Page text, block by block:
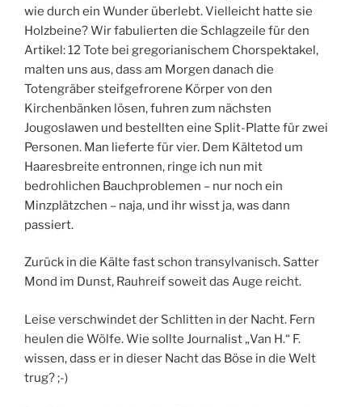
wie durch ein Wunder überlebt. Vielleicht hatte sie
Holzbeine? Wir fabulierten die Schlagzeile für den
Artikel: 12 Tote bei gregorianischem Chorspektakel,
malten uns aus, dass am Morgen danach die
Totengräber steifgefrorene Körper von den
Kirchenbänken lösen, fuhren zum nächsten
Jougoslawen und bestellten eine Split-Platte für zwei
Personen. Man lieferte für vier. Dem Kältetod um
Haaresbreite entronnen, ringe ich nun mit
bedrohlichen Bauchproblemen – nur noch ein
Minzplätzchen – naja, und ihr wisst ja, was dann
passiert.
Zurück in die Kälte fast schon transylvanisch. Satter
Mond im Dunst, Rauhreif soweit das Auge reicht.
Leise verschwindet der Schlitten in der Nacht. Fern
heulen die Wölfe. Wie sollte Journalist „Van H.“ F.
wissen, dass er in dieser Nacht das Böse in die Welt
trug? ;-)